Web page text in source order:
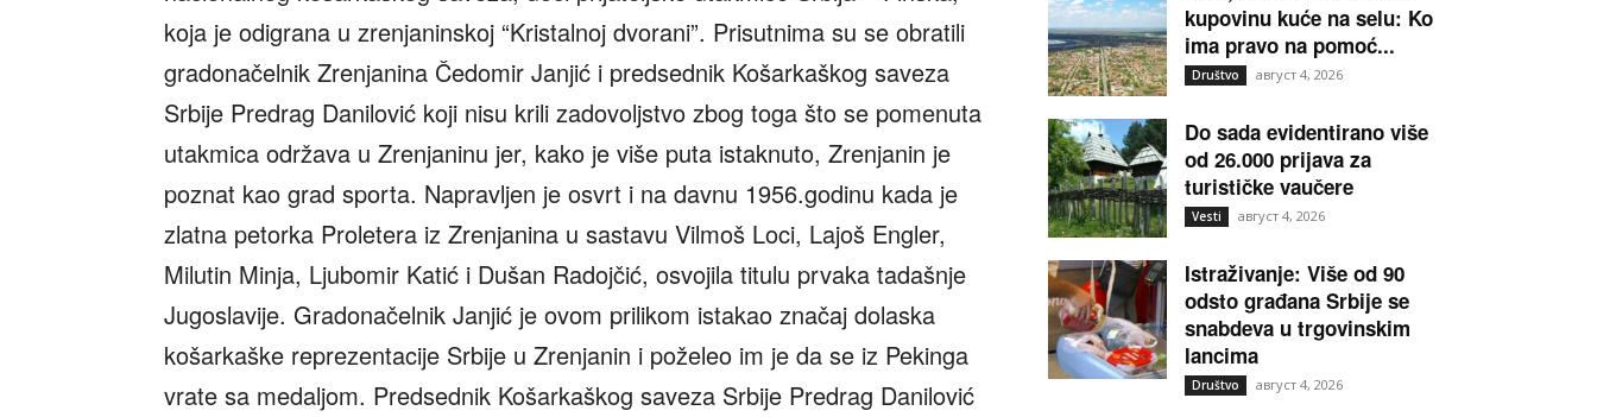
koja je odigrana u zrenjaninskoj “Kristalnoj dvorani”. Prisutnima su se obratili
gradonačelnik Zrenjanina Čedomir Janjić i predsednik Košarkaškog saveza
Srbije Predrag Danilović koji nisu krili zadovoljstvo zbog toga što se pomenuta
utakmica održava u Zrenjaninu jer, kako je više puta istaknuto, Zrenjanin je
poznat kao grad sporta. Napravljen je osvrt i na davnu 1956.godinu kada je
zlatna petorka Proletera iz Zrenjanina u sastavu Vilmoš Loci, Lajoš Engler,
Milutin Minja, Ljubomir Katić i Dušan Radojčić, osvojila titulu prvaka tadašnje
Jugoslavije. Gradonačelnik Janjić je ovom prilikom istakao značaj dolaska
košarkaške reprezentacije Srbije u Zrenjanin i poželeo im je da se iz Pekinga
vrate sa medaljom. Predsednik Košarkaškog saveza Srbije Predrag Danilović
kupovinu kuće na selu: Ko
ima pravo na pomoć...
Društvo август 4, 2026
Do sada evidentirano više
od 26.000 prijava za
turističke vaučere
Vesti август 4, 2026
Istraživanje: Više od 90
odsto građana Srbije se
snabdeva u trgovinskim
lancima
Društvo август 4, 2026